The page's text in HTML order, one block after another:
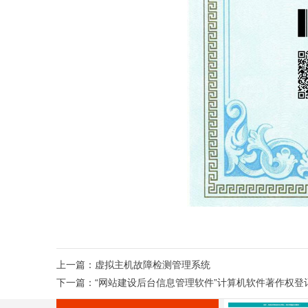
上一篇： 虚拟主机故障检测管理系统
下一篇： “网站建设后台信息管理软件”计算机软件著作权登